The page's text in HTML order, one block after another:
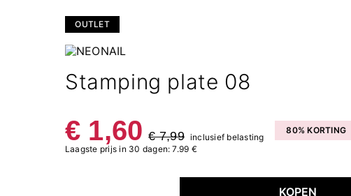
OUTLET
Stamping plate 08
€ 1,60 € 7,99 inclusief belasting
80% KORTING
Laagste prijs in 30 dagen: 7.99 €
KOPEN